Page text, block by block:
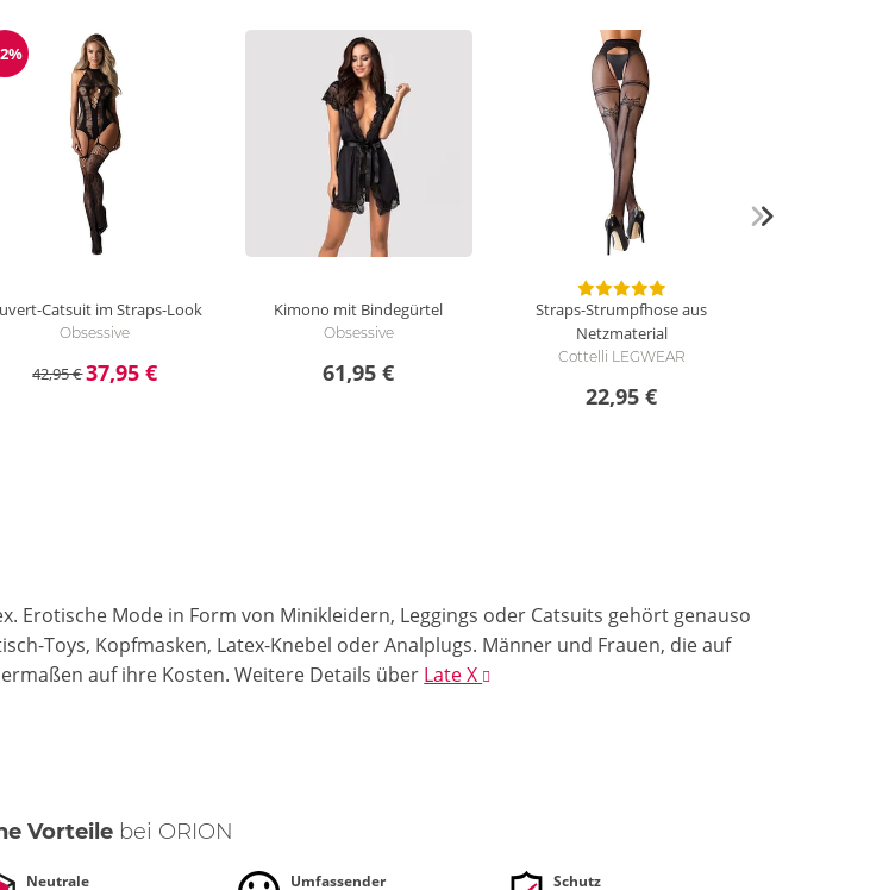
Reduzierung
Catsuit im Straps-Look
Obsessive
42,95 €37,95 €
Kimono mit Bindegürtel
Obsessive
61,95 €
Straps-Strumpfhose aus
Netzmaterial
Cottelli LEGWEAR
22,95 €
Erotische Mode in Form von Minikleidern, Leggings oder Catsuits gehört genauso
Toys, Kopfmasken, Latex-Knebel oder Analplugs. Männer und Frauen, die auf
auf ihre Kosten.Weitere Details über Late X
Vorteile bei ORION
Neutrale Umfassender Schutz